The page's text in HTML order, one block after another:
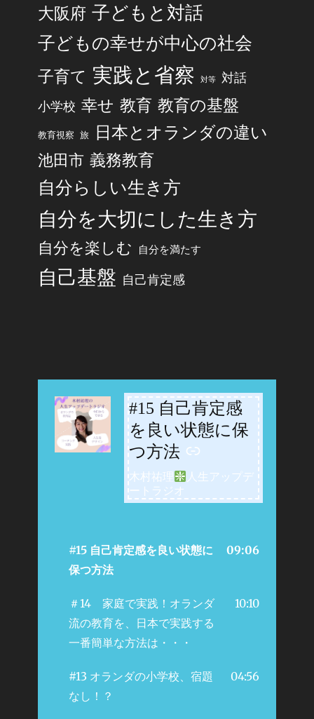
大阪府 子どもと対話
子どもの幸せが中心の社会
子育て 実践と省察 対等
対話
小学校 幸せ 教育 教育の基盤
教育視察 旅 日本とオランダの違い
池田市 義務教育
自分らしい生き方
自分を大切にした生き方
自分を楽しむ 自分を満たす
自己基盤 自己肯定感
#15 自己肯定感
を良い状態に保
つ方法
-
木村祐理
人生アップデ
ートラジオ
#15 自己肯定感を良い状態に
保つ方法
09:06
＃14 家庭で実践！オランダ
流の教育を、日本で実践する
一番簡単な方法は・・・
10:10
#13 オランダの小学校、宿題
なし！？
04:56